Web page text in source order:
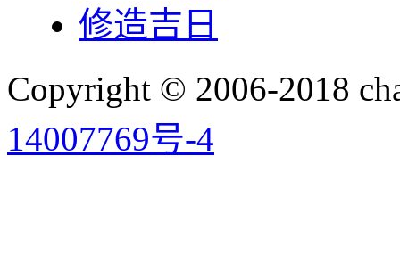
修造吉日
Copyright © 2006-2018
14007769号-4